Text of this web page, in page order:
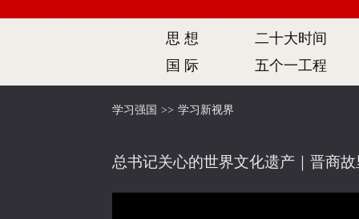
思 想
二十大时间
国 际
五个一工程
学习强国 >> 学习新视界
总书记关心的世界文化遗产｜晋商